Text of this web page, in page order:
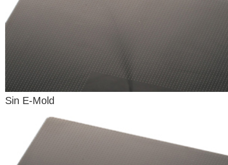
Sin E-Mold